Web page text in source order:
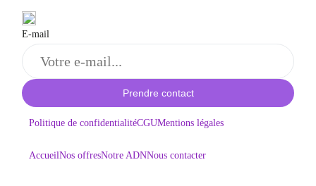
E-mail
Prendre contact
Politique de confidentialitéCGUMentions légales
AccueilNos offresNotre ADNNous contacter